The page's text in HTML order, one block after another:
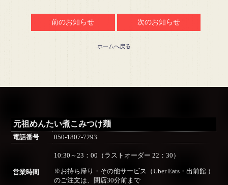
前のお知らせ 次のお知らせ
-ホームへ戻る-
元祖めんたい煮こみつけ麺
電話番号 050-1807-7293
営業時間
10:30～23：00（ラストオーダー 22：30）
※お持ち帰り・その他サービス（Uber Eats・出前館 ）
のご注文は、閉店30分前まで